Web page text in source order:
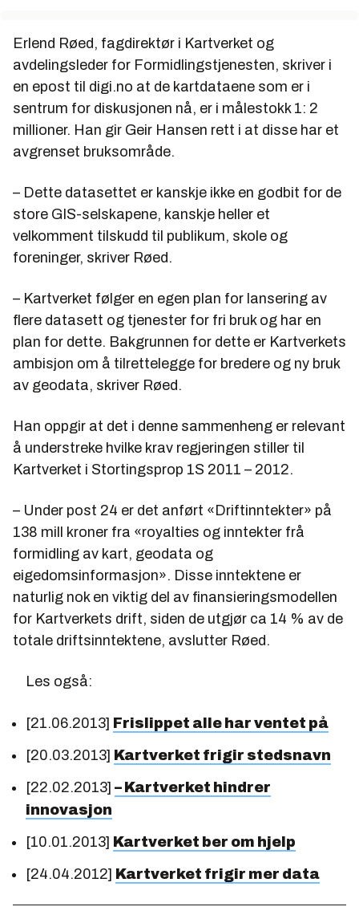
Erlend Røed, fagdirektør i Kartverket og
avdelingsleder for Formidlingstjenesten, skriver i
en epost til digi.no at de kartdataene som er i
sentrum for diskusjonen nå, er i målestokk 1: 2
millioner. Han gir Geir Hansen rett i at disse har et
avgrenset bruksområde.
– Dette datasettet er kanskje ikke en godbit for de
store GIS-selskapene, kanskje heller et
velkomment tilskudd til publikum, skole og
foreninger, skriver Røed.
– Kartverket følger en egen plan for lansering av
flere datasett og tjenester for fri bruk og har en
plan for dette. Bakgrunnen for dette er Kartverkets
ambisjon om å tilrettelegge for bredere og ny bruk
av geodata, skriver Røed.
Han oppgir at det i denne sammenheng er relevant
å understreke hvilke krav regjeringen stiller til
Kartverket i Stortingsprop 1S 2011 – 2012.
– Under post 24 er det anført «Driftinntekter» på
138 mill kroner fra «royalties og inntekter frå
formidling av kart, geodata og
eigedomsinformasjon». Disse inntektene er
naturlig nok en viktig del av finansieringsmodellen
for Kartverkets drift, siden de utgjør ca 14 % av de
totale driftsinntektene, avslutter Røed.
Les også:
[21.06.2013] Frislippet alle har ventet på
[20.03.2013] Kartverket frigir stedsnavn
[22.02.2013] – Kartverket hindrer
innovasjon
[10.01.2013] Kartverket ber om hjelp
[24.04.2012] Kartverket frigir mer data